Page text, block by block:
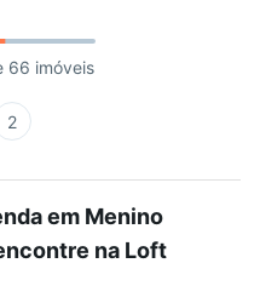
66 imóveis
2
em Menino
na Loft